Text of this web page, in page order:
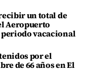
un total de
Aeropuerto
vacacional
por el
de 66 años en El